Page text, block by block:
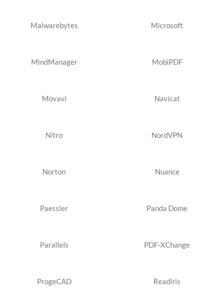
Malwarebytes Microsoft
MindManager MobiPDF
Movavi Navicat
Nitro NordVPN
Norton Nuance
Paessler Panda Dome
Parallels PDF-XChange
ProgeCAD Readiris